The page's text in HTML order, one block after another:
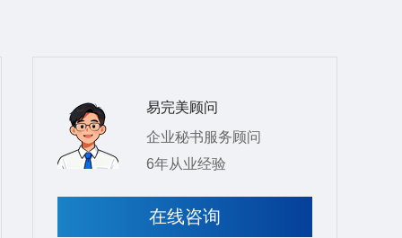
易完美顾问
企业秘书服务顾问
6年从业经验
在线咨询